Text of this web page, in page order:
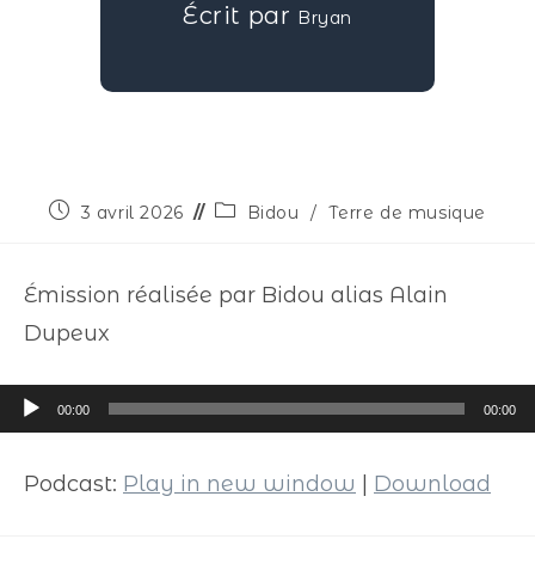
Écrit par Bryan
3 avril 2026 Bidou / Terre de musique
Émission réalisée par Bidou alias Alain
Dupeux
Lecteur
audio
00:00 00:00
Podcast: Play in new window Download